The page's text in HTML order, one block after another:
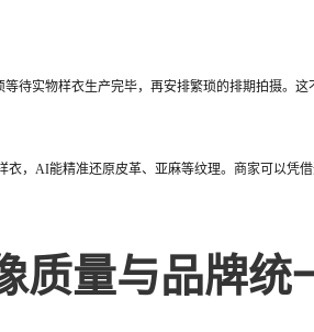
待实物样衣生产完毕，再安排繁琐的排期拍摄。
，AI能精准还原皮革、亚麻等纹理。商家可以凭
质量与品牌统